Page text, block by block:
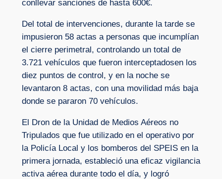
conllevar sanciones de hasta 600€.
Del total de intervenciones, durante la tarde se
impusieron 58 actas a personas que incumplían
el cierre perimetral, controlando un total de
3.721 vehículos que fueron interceptadosen los
diez puntos de control, y en la noche se
levantaron 8 actas, con una movilidad más baja
donde se pararon 70 vehículos.
El Dron de la Unidad de Medios Aéreos no
Tripulados que fue utilizado en el operativo por
la Policía Local y los bomberos del SPEIS en la
primera jornada, estableció una eficaz vigilancia
activa aérea durante todo el día, y logró